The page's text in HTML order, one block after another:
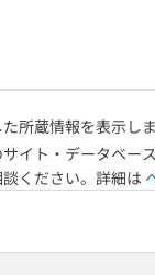
所蔵情報を表示しま
イト・データベ
ください。詳細は